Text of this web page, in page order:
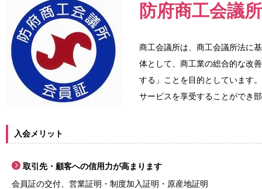
防府商工会議
商工会議所は、商工会議所法に
体として、商工業の総合的な改
する」ことを目的としています
サービスを享受することができ
入会メリット
取引先・顧客への信用力が高まります
会員証の交付、営業証明・制度加入証明・原産地証明